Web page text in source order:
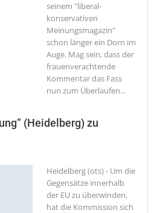
seinem "liberal-
konservativen
Meinungsmagazin"
schon länger ein Dorn im
Auge. Mag sein, dass der
frauenverachtende
Kommentar das Fass
nun zum Überlaufen…
(Heidelberg) zu
Heidelberg (ots) - Um die
Gegensätze innerhalb
der EU zu überwinden,
hat die Kommission sich